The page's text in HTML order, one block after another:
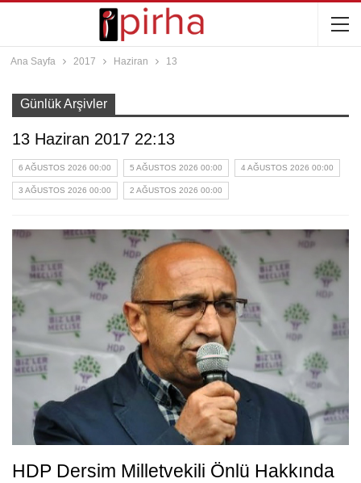
Ana Sayfa 2017 Haziran 13
Günlük Arşivler
13 Haziran 2017 22:13
6 AĞUSTOS 2026 00:00 5 AĞUSTOS 2026 00:00 4 AĞUSTOS 2026 00:00
3 AĞUSTOS 2026 00:00 2 AĞUSTOS 2026 00:00
HDP Dersim Milletvekili Önlü Hakkında